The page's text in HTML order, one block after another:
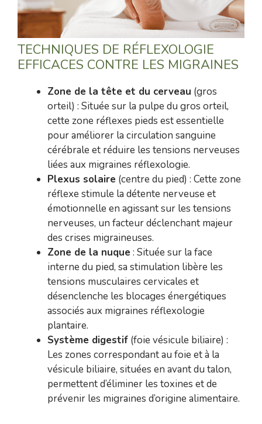
TECHNIQUES DE RÉFLEXOLOGIE
EFFICACES CONTRE LES MIGRAINES
Zone de la tête et du cerveau (gros
orteil) : Située sur la pulpe du gros orteil,
cette zone réflexes pieds est essentielle
pour améliorer la circulation sanguine
cérébrale et réduire les tensions nerveuses
liées aux migraines réflexologie.
Plexus solaire (centre du pied) : Cette zone
réflexe stimule la détente nerveuse et
émotionnelle en agissant sur les tensions
nerveuses, un facteur déclenchant majeur
des crises migraineuses.
Zone de la nuque : Située sur la face
interne du pied, sa stimulation libère les
tensions musculaires cervicales et
désenclenche les blocages énergétiques
associés aux migraines réflexologie
plantaire.
Système digestif (foie vésicule biliaire) :
Les zones correspondant au foie et à la
vésicule biliaire, situées en avant du talon,
permettent d’éliminer les toxines et de
prévenir les migraines d’origine alimentaire.